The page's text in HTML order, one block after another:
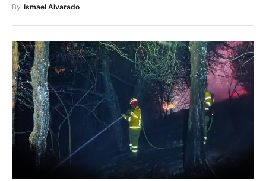
By Ismael Alvarado